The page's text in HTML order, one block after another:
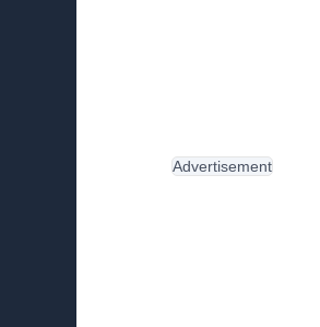
Advertisement